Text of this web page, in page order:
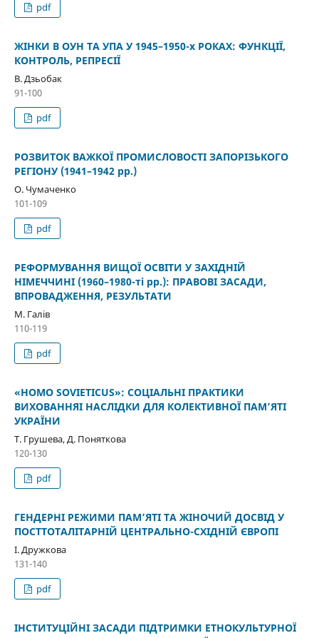
pdf
ЖІНКИ В ОУН ТА УПА У 1945–1950-х РОКАХ: ФУНКЦІЇ,
КОНТРОЛЬ, РЕПРЕСІЇ
В. Дзьобак
91-100
pdf
РОЗВИТОК ВАЖКОЇ ПРОМИСЛОВОСТІ ЗАПОРІЗЬКОГО
РЕГІОНУ (1941–1942 рр.)
О. Чумаченко
101-109
pdf
РЕФОРМУВАННЯ ВИЩОЇ ОСВІТИ У ЗАХІДНІЙ
НІМЕЧЧИНІ (1960–1980-ті рр.): ПРАВОВІ ЗАСАДИ,
ВПРОВАДЖЕННЯ, РЕЗУЛЬТАТИ
М. Галів
110-119
pdf
«HOMO SOVIETICUS»: СОЦІАЛЬНІ ПРАКТИКИ
ВИХОВАННЯІ НАСЛІДКИ ДЛЯ КОЛЕКТИВНОЇ ПАМ’ЯТІ
УКРАЇНИ
Т. Грушева, Д. Поняткова
120-130
pdf
ГЕНДЕРНІ РЕЖИМИ ПАМ’ЯТІ ТА ЖІНОЧИЙ ДОСВІД У
ПОСТТОТАЛІТАРНІЙ ЦЕНТРАЛЬНО-СХІДНІЙ ЄВРОПІ
І. Дружкова
131-140
pdf
ІНСТИТУЦІЙНІ ЗАСАДИ ПІДТРИМКИ ЕТНОКУЛЬТУРНОЇ